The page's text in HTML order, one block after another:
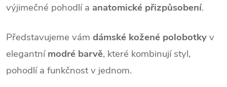
výjimečné pohodlí a anatomické přizpůsobení.
Představujeme vám dámské kožené polobotkyv
elegantnímodré barvě, které kombinují styl,
pohodlí a funkčnost v jednom.